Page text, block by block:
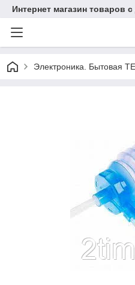
Интернет магазин товаров
Электроника. Бытовая